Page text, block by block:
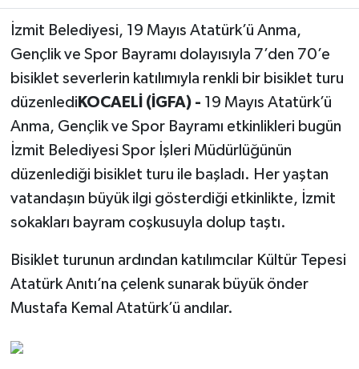
İzmit Belediyesi, 19 Mayıs Atatürk’ü Anma,
Gençlik ve Spor Bayramı dolayısıyla 7’den 70’e
bisiklet severlerin katılımıyla renkli bir bisiklet turu
düzenledi KOCAELİ (İGFA) - 19 Mayıs Atatürk’ü
Anma, Gençlik ve Spor Bayramı etkinlikleri bugün
İzmit Belediyesi Spor İşleri Müdürlüğünün
düzenlediği bisiklet turu ile başladı. Her yaştan
vatandaşın büyük ilgi gösterdiği etkinlikte, İzmit
sokakları bayram coşkusuyla dolup taştı.
Bisiklet turunun ardından katılımcılar Kültür Tepesi
Atatürk Anıtı’na çelenk sunarak büyük önder
Mustafa Kemal Atatürk’ü andılar.
GÜNDEM
HABERDE İNSAN
KÜLTÜR-SANAT
MAGAZİN
MEDYA
ÖZEL HABER
POLİTİKA